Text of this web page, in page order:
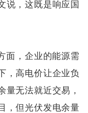
说，这既是响应国
面，企业的能源需
，高电价让企业负
量无法就近交易，
，但光伏发电余量